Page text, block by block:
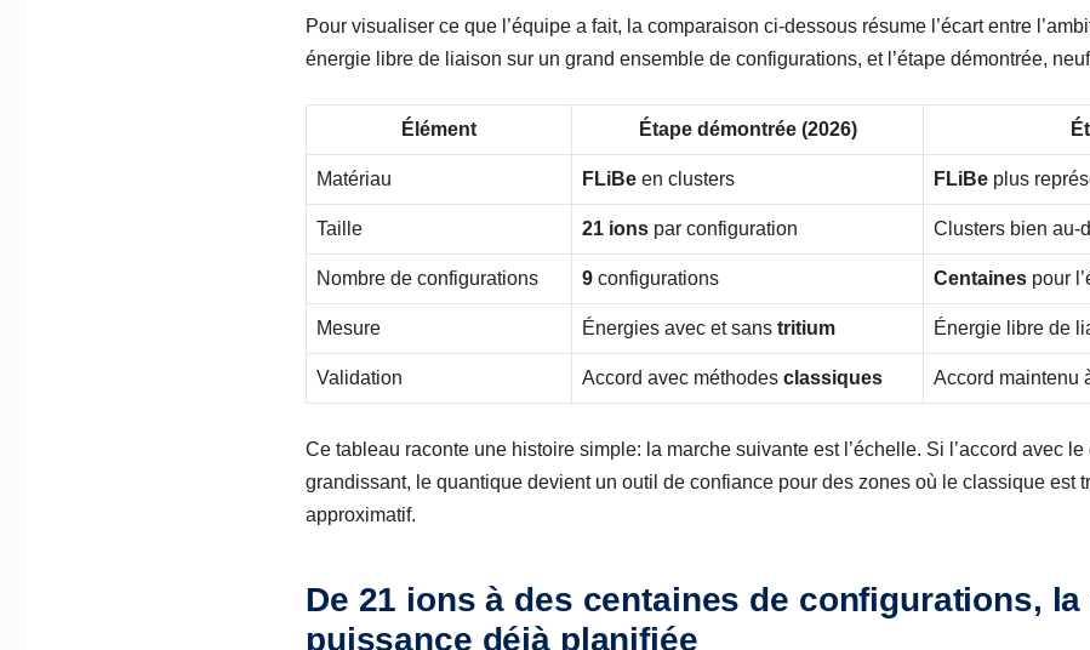
Pour visualiser ce que l’équipe a fait, la comparaison ci-dessous résume l’écart entre
énergie libre de liaison sur un grand ensemble de configurations, et l’étape démontrée,
Élément Étape démontrée (2026)
Matériau FLiBe en clusters FLiBe plus
Taille 21 ions par configuration Clusters bien au-
Nombre de configurations 9 configurations Centaines pour
Mesure Énergies avec et sans tritium Énergie libre de
Validation Accord avec méthodes classiques Accord maintenu
Ce tableau raconte une histoire simple: la marche suivante est l’échelle. Si l’accord avec
grandissant, le quantique devient un outil de confiance pour des zones où le classique est
approximatif.
De 21 ions à des centaines de configurations, la
puissance déjà planifiée